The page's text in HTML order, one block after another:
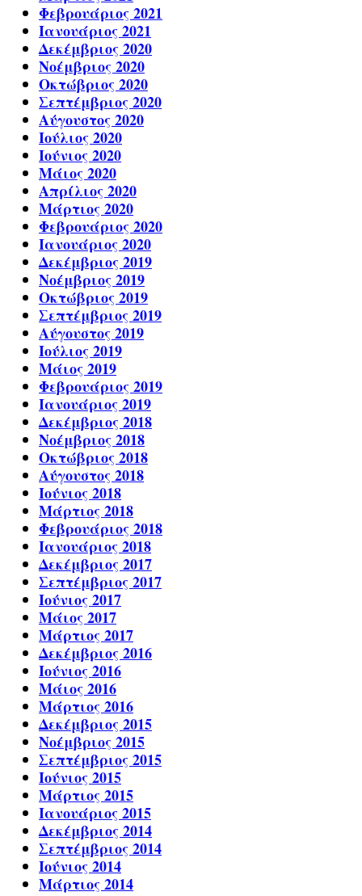
Φεβρουάριος 2021
Ιανουάριος 2021
Δεκέμβριος 2020
Νοέμβριος 2020
Οκτώβριος 2020
Σεπτέμβριος 2020
Αύγουστος 2020
Ιούλιος 2020
Ιούνιος 2020
Μάιος 2020
Απρίλιος 2020
Μάρτιος 2020
Φεβρουάριος 2020
Ιανουάριος 2020
Δεκέμβριος 2019
Νοέμβριος 2019
Οκτώβριος 2019
Σεπτέμβριος 2019
Αύγουστος 2019
Ιούλιος 2019
Μάιος 2019
Φεβρουάριος 2019
Ιανουάριος 2019
Δεκέμβριος 2018
Νοέμβριος 2018
Οκτώβριος 2018
Αύγουστος 2018
Ιούνιος 2018
Μάρτιος 2018
Φεβρουάριος 2018
Ιανουάριος 2018
Δεκέμβριος 2017
Σεπτέμβριος 2017
Ιούνιος 2017
Μάιος 2017
Μάρτιος 2017
Δεκέμβριος 2016
Ιούνιος 2016
Μάιος 2016
Μάρτιος 2016
Δεκέμβριος 2015
Νοέμβριος 2015
Σεπτέμβριος 2015
Ιούνιος 2015
Μάρτιος 2015
Ιανουάριος 2015
Δεκέμβριος 2014
Σεπτέμβριος 2014
Ιούνιος 2014
Μάρτιος 2014